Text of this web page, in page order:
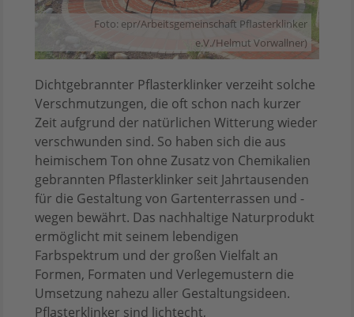
Foto: epr/Arbeitsgemeinschaft Pflasterklinker
e.V./Helmut Vorwallner)
Dichtgebrannter Pflasterklinker verzeiht solche
Verschmutzungen, die oft schon nach kurzer
Zeit aufgrund der natürlichen Witterung wieder
verschwunden sind. So haben sich die aus
heimischem Ton ohne Zusatz von Chemikalien
gebrannten Pflasterklinker seit Jahrtausenden
für die Gestaltung von Gartenterrassen und -
wegen bewährt. Das nachhaltige Naturprodukt
ermöglicht mit seinem lebendigen
Farbspektrum und der großen Vielfalt an
Formen, Formaten und Verlegemustern die
Umsetzung nahezu aller Gestaltungsideen.
Pflasterklinker sind lichtecht,